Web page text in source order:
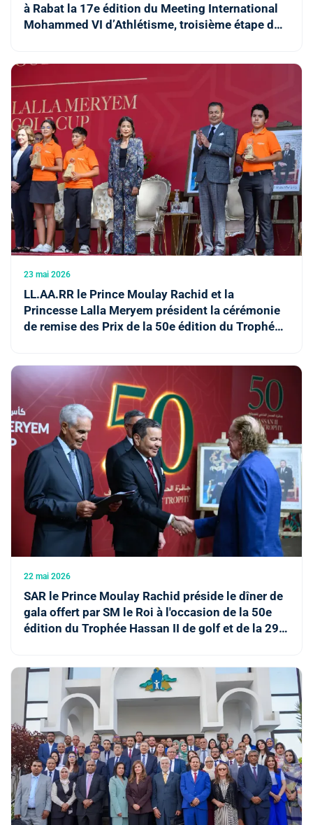
à Rabat la 17e édition du Meeting International
Mohammed VI d’Athlétisme, troisième étape du
23 mai 2026
LL.AA.RR le Prince Moulay Rachid et la
Princesse Lalla Meryem président la cérémonie
de remise des Prix de la 50e édition du Trophée
22 mai 2026
SAR le Prince Moulay Rachid préside le dîner de
gala offert par SM le Roi à l'occasion de la 50e
édition du Trophée Hassan II de golf et de la 29e